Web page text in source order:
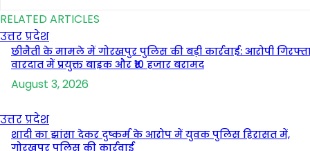
RELATED ARTICLES
उत्तर प्रदेश
छीनैती के मामले में गोरखपुर पुलिस की बड़ी कार्रवाई: आरोपी
वारदात में प्रयुक्त बाइक और ₹10 हजार बरामद
August 3, 2026
उत्तर प्रदेश
शादी का झांसा देकर दुष्कर्म के आरोप में युवक पुलिस हिरासत में,
गोरखपुर पुलिस की कार्रवाई